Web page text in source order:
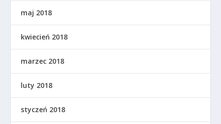
maj 2018
kwiecień 2018
marzec 2018
luty 2018
styczeń 2018